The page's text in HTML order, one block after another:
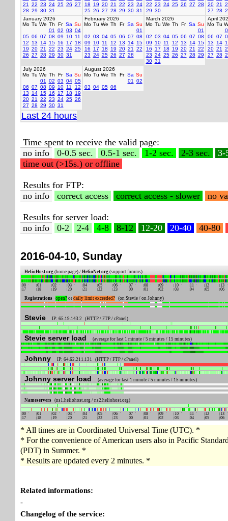
21
22 23 24 25 26 27
28 29 30 31
18
19 20 21 22 23 24
25 26 27 28 29 30 31
22 23 24 25 26 27 28
29 30
20 21
27 28
January 2026
Mo Tu We Th Fr Sa Su
01
02 03 04
05 06 07 08 09 10 11
12
13 14 15 16 17
18
19 20 21 22 23 24 25
26 27 28 29 30 31
February 2026
Mo Tu We Th Fr Sa Su
01
02 03 04 05 06 07 08
09
10 11 12 13 14 15
16
17 18 19 20 21
22
23 24 25 26 27 28
March 2026
Mo Tu We Th Fr Sa Su
01
02 03 04 05 06 07 08
09
10 11 12 13 14 15
16
17 18 19 20 21
22
23 24 25 26 27 28 29
30 31
April
Mo Tu
06 07
13
14
20 21
27 28
July 2026
Mo Tu We Th Fr Sa Su
01
02 03 04 05
06 07 08 09 10 11
12
13
14 15 16 17 18
19
20 21 22 23 24 25 26
27 28 29 30 31
August 2026
Mo Tu We Th Fr Sa Su
01
02
03 04 05 06
Last 24 hours
Time spent to receive the valid page:
no info
0-0.5 sec. 0.5-1 sec. 1-2 sec. 2-3 sec.
3-
time out (>15s.) or offline
Results for FTP:
no info
correct access correct access - slower no
Results for server load:
no info
0-2 2-4 4-8 8-12 12-20 20-40 40-80
2016-04-10, Sunday
HelioHost.org (home page) / HelioNet.org (support forums)
Registrations open? or daily limit exceeded? (on Stevie / on Johnny)
Stevie IP: 65.19.143.2 (HTTP / FTP / cPanel)
Stevie server load (average for last 1 minute / 5 minutes / 15 minutes)
Johnny IP: 64.62.211.131 (HTTP / FTP / cPanel)
Johnny server load (average for last 1 minute / 5 minutes / 15 minutes)
Nameservers (ns1.heliohost.org / ns2.heliohost.org)
00 01 02 03 04 05 06 07 08 09 10 11 12
13
17
18 19 20 21 22 23 00 01 02 03 04 05 06
00 01 02 03 04 05 06 07 08 09 10 11 12
13
17
18 19 20 21 22 23 00 01 02 03 04 05 06
* All times are in Coordinated Universal Time (UTC). *
* For the convenience of American users also in Pacific
(PDT) in Summer. *
* Results are updated every 2 minutes. *
Related informations:
-
Changelog of the service: